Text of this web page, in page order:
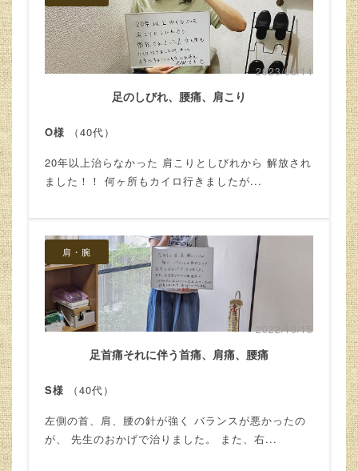
足のしびれ、腰痛、肩こり
O様 （40代）
20年以上治らなかった 肩こりとしびれから 解放され
ました！！ 何ヶ所もカイロ行きましたが...
2023/08/14
肩・腕
足首痛それに伴う首痛、肩痛、腰痛
S様 （40代）
左側の首、肩、腰の針が強く バランスが悪かったの
が、 先生のおかげで治りました。 また、右...
2022/10/15